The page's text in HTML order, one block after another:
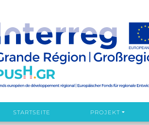
STARTSEITE PROJEKT